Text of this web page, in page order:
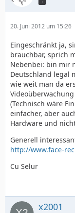
20. Juni 2012 um 15:26
Eingeschränkt ja,
brauchbar, sprich
Nebenbei: bin mir
Deutschland legal
wie weit man da
(Technisch wäre
einfacher, aber
Hardware und
Generell
http://www.face-
Cu Selur
x2001